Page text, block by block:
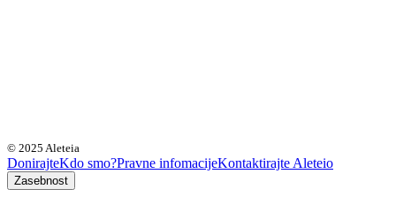
© 2025 Aleteia
DonirajteKdo smo?Pravne infomacijeKontaktirajte Aleteio
Zasebnost